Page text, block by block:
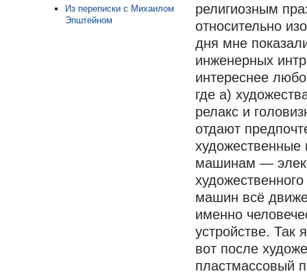
Из переписки с Михаилом
Эпштейном
религиозным
относительно
дня мне
инженерных
интереснее
где а)
релакс и
отдают
художественные
машинам —
машин всё
именно
устройстве. Так
вот после
пластмассовый